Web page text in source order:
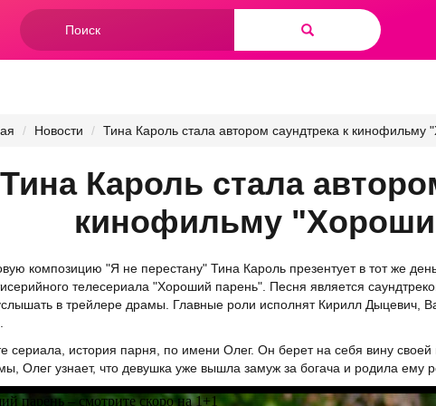
Форма
поиска
Новости Тина Кароль стала автором саундтрека к кинофильму
Тина Кароль стала
кинофильму
композицию "Я не перестану" Тина Карольпрезентует в тот же
телесериала "Хороший парень". Песня является
в трейлере драмы. Главные роли исполнят Кирилл Дыцевич,
сериала, история парня, по имени Олег. Он берет на себя вину
Олег узнает, что девушка уже вышла замуж за богача и родила ему